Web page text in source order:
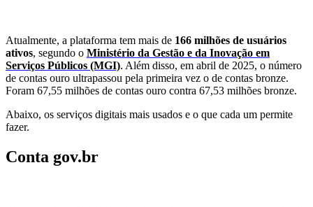
Atualmente, a plataforma tem mais de 166 milhões de usuários
ativos, segundo o Ministério da Gestão e da Inovação em
Serviços Públicos (MGI). Além disso, em abril de 2025, o número
de contas ouro ultrapassou pela primeira vez o de contas bronze.
Foram 67,55 milhões de contas ouro contra 67,53 milhões bronze.
Abaixo, os serviços digitais mais usados e o que cada um permite
fazer.
Conta gov.br